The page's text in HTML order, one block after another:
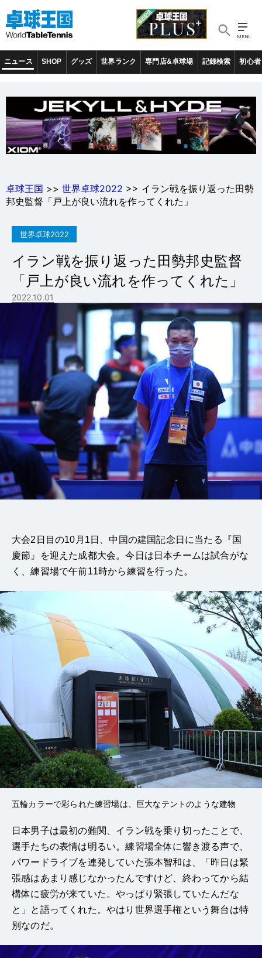
ニュース SHOP グッズ 世界ランク 専門店&卓球場 記録検索 初心者
卓球王国 >> 世界卓球2022 >> イラン戦を振り返った田勢
邦史監督「戸上が良い流れを作ってくれた」
世界卓球2022
イラン戦を振り返った田勢邦史監督
「戸上が良い流れを作ってくれた」
2022.10.01
大会2日目の10月1日、中国の建国記念日に当たる『国
慶節』を迎えた成都大会。今日は日本チームは試合がな
く、練習場で午前11時から練習を行った。
五輪カラーで彩られた練習場は、巨大なテントのような建物
日本男子は最初の難関、イラン戦を乗り切ったことで、
選手たちの表情は明るい。練習場全体に響き渡る声で、
パワードライブを連発していた張本智和は、「昨日は緊
張感はあまり感じなかったんですけど、終わってから結
構体に疲労が来ていた。やっぱり緊張していたんだな
と」と語ってくれた。やはり世界選手権という舞台は特
別なのだ。